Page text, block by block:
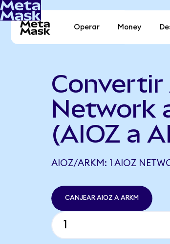
Operar Money
Convertir
Network
(AIOZ a
AIOZ/ARKM: 1 AIOZ
CANJEAR AIOZ A ARKM